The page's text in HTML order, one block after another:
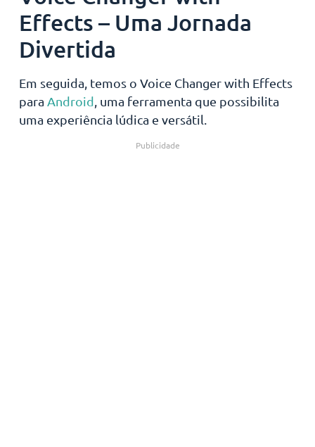
Effects – Uma Jornada
Divertida
Em seguida, temos o Voice Changer with Effects
para Android , uma ferramenta que possibilita
uma experiência lúdica e versátil.
Publicidade